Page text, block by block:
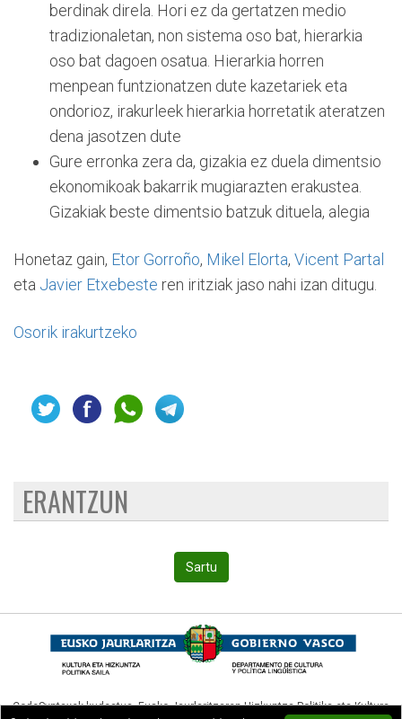
berdinak direla. Hori ez da gertatzen medio
tradizionaletan, non sistema oso bat, hierarkia
oso bat dagoen osatua. Hierarkia horren
menpean funtzionatzen dute kazetariek eta
ondorioz, irakurleek hierarkia horretatik ateratzen
dena jasotzen dute
Gure erronka zera da, gizakia ez duela dimentsio
ekonomikoak bakarrik mugiarazten erakustea.
Gizakiak beste dimentsio batzuk dituela, alegia
Honetaz gain, Etor Gorroño, Mikel Elorta, Vicent Partal
eta Javier Etxebeste ren iritziak jaso nahi izan ditugu.
Osorik irakurtzeko
ERANTZUN
Sartu
CodeSyntaxek kudeatua,Eusko Jaurlaritzaren Hizkuntza Politika eta Kultura